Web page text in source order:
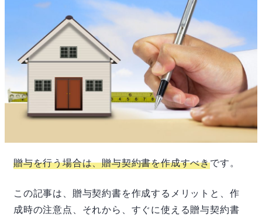
贈与を行う場合は、贈与契約書を作成すべきです。
この記事は、贈与契約書を作成するメリットと、作
成時の注意点、それから、すぐに使える贈与契約書